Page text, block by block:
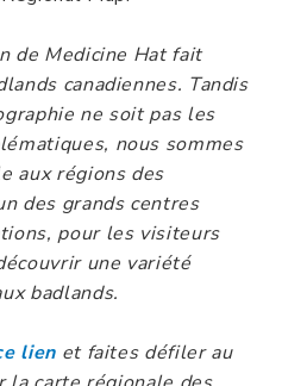
de Medicine Hat fait
canadiennes. Tandis
ne soit pas les
nous sommes
aux régions des
des grands centres
pour les visiteurs
une variété
badlands.
lienet faites défiler au